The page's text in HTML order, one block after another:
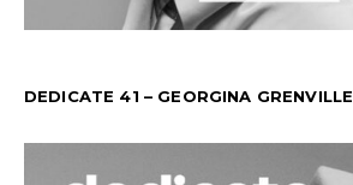
DEDICATE 41 – GEORGINA GRENVILLE